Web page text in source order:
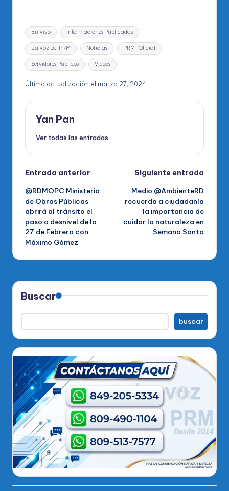
Etiquetas:
En Vivo Informaciones Publicadas
La Voz Del PRM Noticias PRM_Oficial
Servidores Públicos Videos
Última actualización el marzo 27, 2024
Yan Pan
Ver todas las entradas
Navegación
de
entradas
Entrada anterior
@RDMOPC Ministerio
de Obras Públicas
abrirá al tránsito el
paso a desnivel de la
27 de Febrero con
Máximo Gómez
Siguiente entrada
Medio @AmbienteRD
recuerda a ciudadanía
la importancia de
cuidar la naturaleza en
Semana Santa
Buscar
buscar